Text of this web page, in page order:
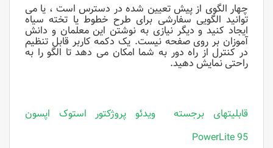
چهار الگوی از پیش تعیین شده در دسترس است ، یا می
توانید الگویی سفارشی برای طرح خطوط یا تخته سیاه
ایجاد کنید و دیگر نیازی به نوشتن این معلمان و دانش
آموزان بر روی صفحه نیست. یک دکمه کاربر قابل تنظیم
در کنترل از راه دور به شما امکان می دهد تا الگو را به
راحتی نمایش دهید.
قابلیتهای برجسته ویدئو پروژکتور استوک اپسون
PowerLite 95